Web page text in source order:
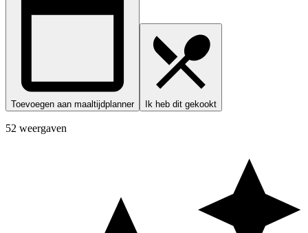
Toevoegen aan maaltijdplanner Ik heb dit gekookt
52 weergaven